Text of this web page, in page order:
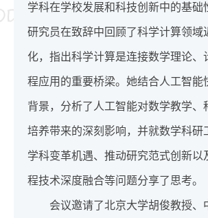
学科在学校发展和科技创新中的基础
研究员在致辞中回顾了科学计算领域
化，指出科学计算是连接数学理论、
程应用的重要桥梁。她结合人工智能
背景，分析了人工智能对数学教学、
培养带来的深刻影响，并就数学科研
学科变革机遇、推动研究范式创新以
程技术深度融合等问题分享了思考。
会议邀请了北京大学胡俊教授、